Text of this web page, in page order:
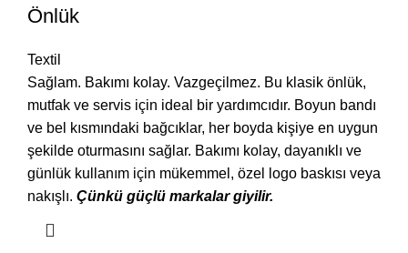
Önlük
Textil
Sağlam. Bakımı kolay. Vazgeçilmez. Bu klasik önlük,
mutfak ve servis için ideal bir yardımcıdır. Boyun bandı
ve bel kısmındaki bağcıklar, her boyda kişiye en uygun
şekilde oturmasını sağlar. Bakımı kolay, dayanıklı ve
günlük kullanım için mükemmel, özel logo baskısı veya
nakışlı. Çünkü güçlü markalar giyilir.